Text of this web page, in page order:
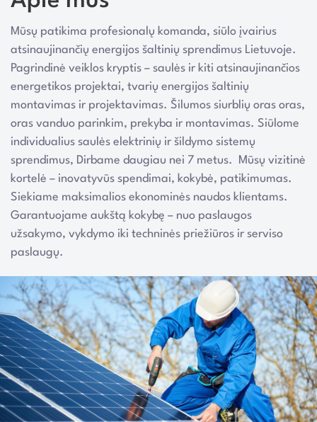
Mūsų patikima profesionalų komanda, siūlo įvairius
atsinaujinančių energijos šaltinių sprendimus Lietuvoje.
Pagrindinė veiklos kryptis – saulės ir kiti atsinaujinančios
energetikos projektai, tvarių energijos šaltinių
montavimas ir projektavimas. Šilumos siurblių oras oras,
oras vanduo parinkim, prekyba ir montavimas. Siūlome
individualius saulės elektrinių ir šildymo sistemų
sprendimus, Dirbame daugiau nei 7 metus. Mūsų vizitinė
kortelė – inovatyvūs spendimai, kokybė, patikimumas.
Siekiame maksimalios ekonominės naudos klientams.
Garantuojame aukštą kokybę – nuo paslaugos
užsakymo, vykdymo iki techninės priežiūros ir serviso
paslaugų.